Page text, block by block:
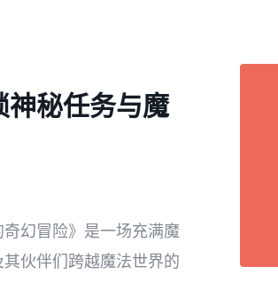
神秘任务与魔
幻冒险》是一场充满魔
伙伴们跨越魔法世界的